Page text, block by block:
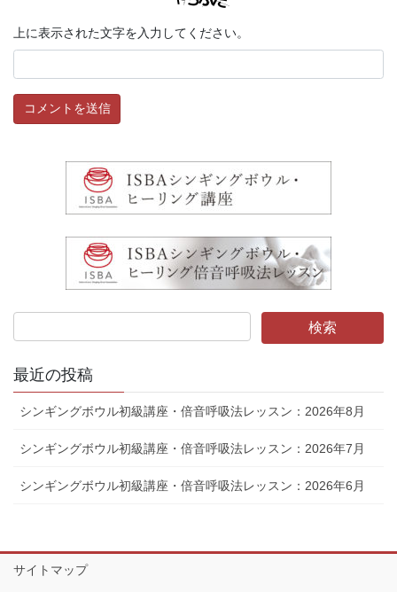
上に表示された文字を入力してください。
最近の投稿
シンギングボウル初級講座・倍音呼吸法レッスン：2026年8月
シンギングボウル初級講座・倍音呼吸法レッスン：2026年7月
シンギングボウル初級講座・倍音呼吸法レッスン：2026年6月
サイトマップ